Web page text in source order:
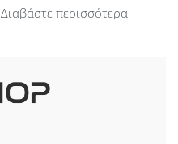
Διαβάστε περισσότερα